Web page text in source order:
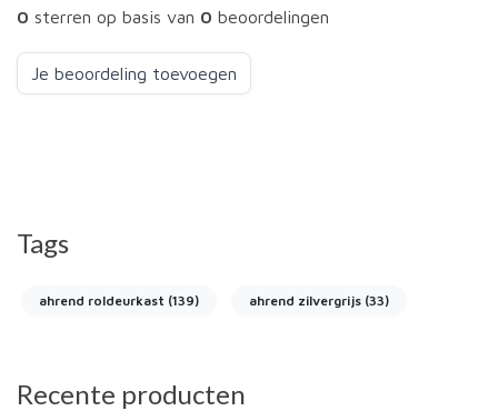
0 sterren op basis van 0 beoordelingen
Je beoordeling toevoegen
Tags
ahrend roldeurkast (139) ahrend zilvergrijs (33)
Recente producten